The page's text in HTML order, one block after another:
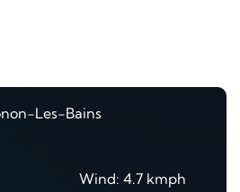
Les-Bains
Wind: 4.7 kmph